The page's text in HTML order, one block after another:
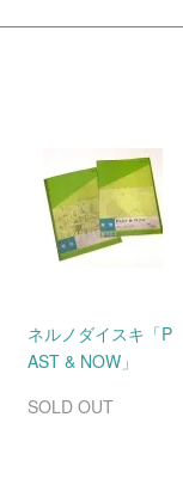
ネルノダイスキ「P
AST & NOW」
SOLD OUT